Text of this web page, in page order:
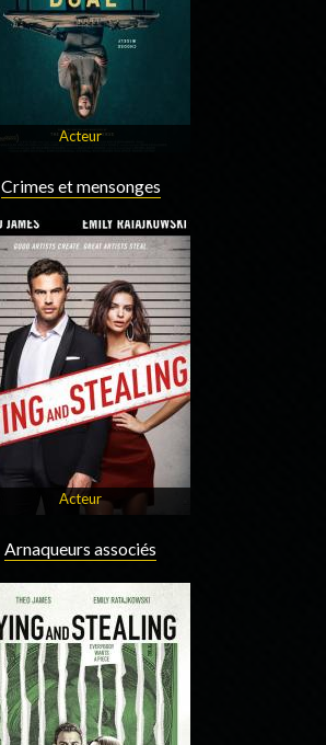
Acteur
Crimes et mensonges
Acteur
Arnaqueurs associés